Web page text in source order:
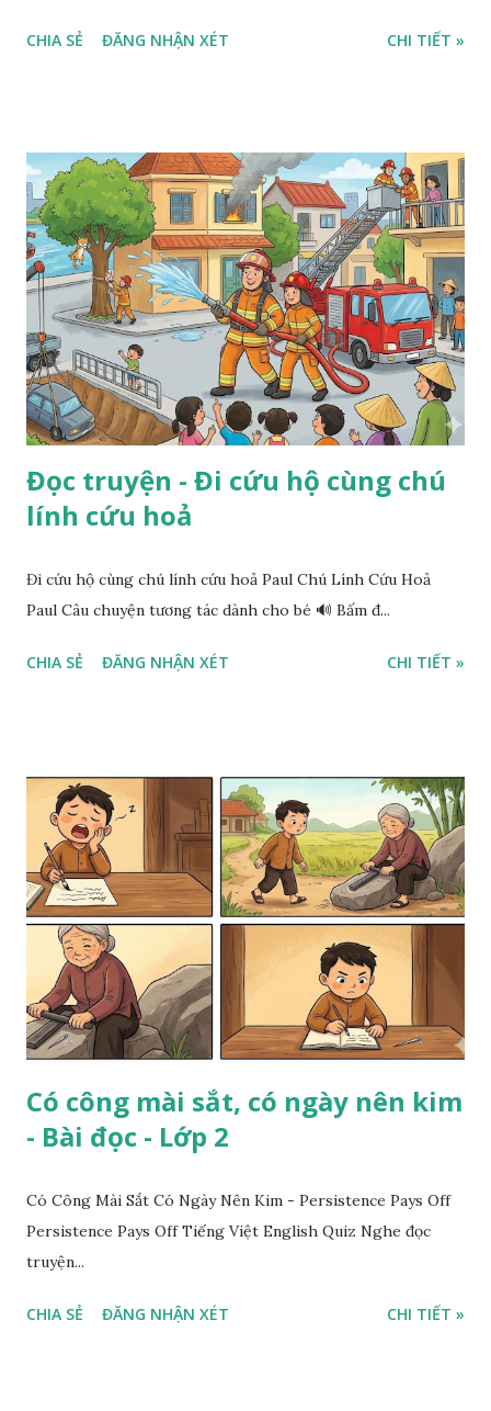
CHIA SẺ ĐĂNG NHẬN XÉT CHI TIẾT »
Đọc truyện - Đi cứu hộ cùng chú
lính cứu hoả
Đi cứu hộ cùng chú lính cứu hoả Paul Chú Lính Cứu Hoả
Paul Câu chuyện tương tác dành cho bé 🔊 Bấm đ...
CHIA SẺ ĐĂNG NHẬN XÉT CHI TIẾT »
Có công mài sắt, có ngày nên kim
- Bài đọc - Lớp 2
Có Công Mài Sắt Có Ngày Nên Kim - Persistence Pays Off
Persistence Pays Off Tiếng Việt English Quiz Nghe đọc
truyện...
CHIA SẺ ĐĂNG NHẬN XÉT CHI TIẾT »